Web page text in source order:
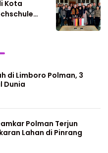
Kota
di Limboro Polman, 3
Dunia
Polman Terjun
Lahan di Pinrang